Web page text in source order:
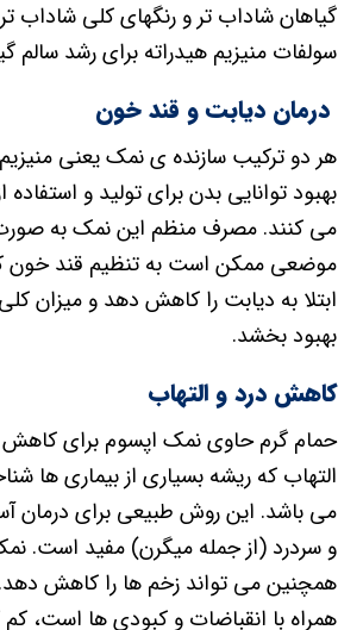
هر دو ترکیب سازنده ی نمک یعنی
بهبود توانایی بدن برای تولید و
می کنند. مصرف منظم این نمک به صورت
موضعی ممکن است به تنظیم قند خون
ابتلا به دیابت را کاهش دهد و میزان کلی
بهبود بخشد.
کاهش درد و التهاب
حمام گرم حاوی نمک اپسوم برای
التهاب که ریشه بسیاری از بیماری ها
می باشد. این روش طبیعی برای درمان
و سردرد (از جمله میگرن) مفید است.
همچنین می تواند زخم ها را کاهش دهد.
همراه با انقباضات و کبودی ها است، کم
آیا زخم آزار دهنده و دردناک در دست شما
کافی است منطقه آسیب دیده را در آب
اپسوم خیس کنید. و بدون نیاز به شستشو